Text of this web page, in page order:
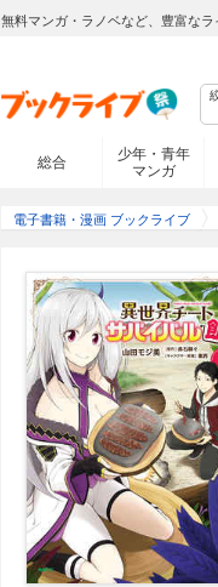
無料マンガ・ラノベなど、豊富な
総合
少年・青年
マンガ
電子書籍・漫画 ブックライブ